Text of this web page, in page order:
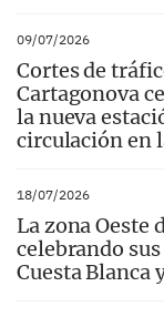
09/07/2026
Cortes de
Cartagonova
la nueva
circulación en
18/07/2026
La zona Oeste
celebrando
Cuesta Blanca